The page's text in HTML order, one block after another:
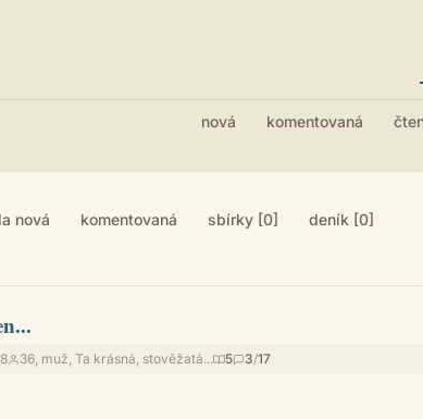
nová komentovaná
nová komentovaná sbírky [0] deník [0]
36, muž, Ta krásná, stověžatá... 5 3/17